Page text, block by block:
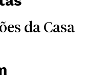
da Casa